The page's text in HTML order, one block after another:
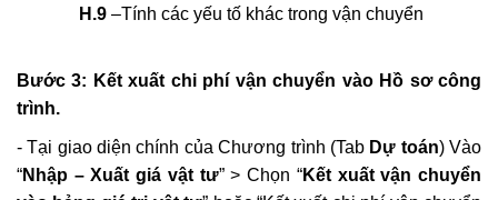
chuyển được cập nhật theo giá ca máy vừa tính (H.8
máy
2. Tính bù giá máy:Ngoài phương pháp tính trực tiếp giá
máy thì Người dùng có thể tính theo phương pháp bù trừ